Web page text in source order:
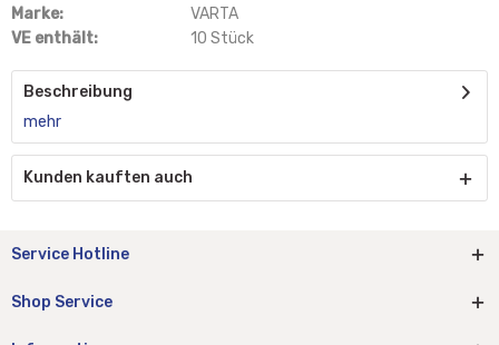
Marke:
VARTA
VE enthält:
10 Stück
Beschreibung
mehr
Kunden kauften auch
Service Hotline
Shop Service